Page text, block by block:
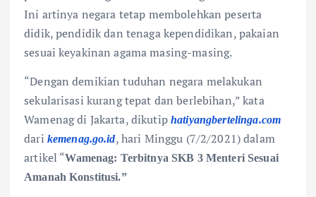
Ini artinya negara tetap membolehkan peserta
didik, pendidik dan tenaga kependidikan, pakaian
sesuai keyakinan agama masing-masing.
“Dengan demikian tuduhan negara melakukan
sekularisasi kurang tepat dan berlebihan,” kata
Wamenag di Jakarta, dikutiphatiyangbertelinga.com
dari kemenag.go.id, hari Minggu (7/2/2021) dalam
artikel “Wamenag: Terbitnya SKB 3 Menteri Sesuai
Amanah Konstitusi.”